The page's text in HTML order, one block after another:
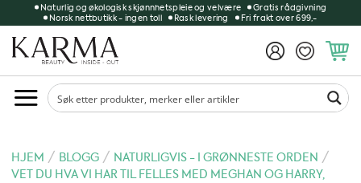
to
content
Naturlig og økologisk skjønnhetspleie og velvære
Gratis rådgivning
Norsk nettbutikk - ingen toll
Rask levering Fri frakt over 699,-
HJEM / BLOGG / NATURLIGVIS - I GRØNNESTE ORDEN /
VET DU HVA VI HAR TIL FELLES MED MEGHAN OG HARRY,